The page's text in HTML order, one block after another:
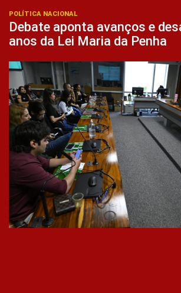
POLÍTICA NACIONAL
Debate aponta avanços e
anos da Lei Maria da Penha